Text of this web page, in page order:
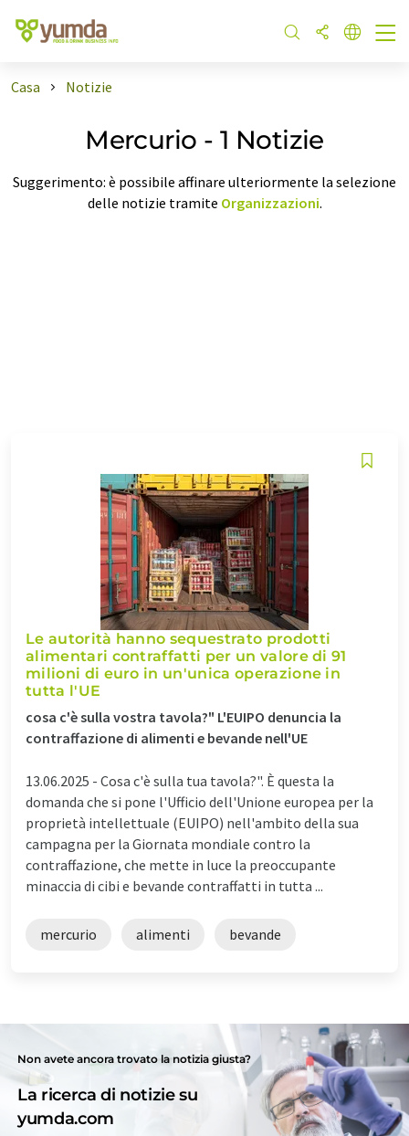
Casa Notizie
Mercurio - 1 Notizie
Suggerimento: è possibile affinare ulteriormente la selezione
delle notizie tramite Organizzazioni.
Le autorità hanno sequestrato prodotti
alimentari contraffatti per un valore di 91
milioni di euro in un'unica operazione in
tutta l'UE
cosa c'è sulla vostra tavola?" L'EUIPO denuncia la
contraffazione di alimenti e bevande nell'UE
13.06.2025 - Cosa c'è sulla tua tavola?". È questa la
domanda che si pone l'Ufficio dell'Unione europea per la
proprietà intellettuale (EUIPO) nell'ambito della sua
campagna per la Giornata mondiale contro la
contraffazione, che mette in luce la preoccupante
minaccia di cibi e bevande contraffatti in tutta ...
mercurio alimenti bevande
Non avete ancora trovato la notizia giusta?
La ricerca di notizie su
yumda.com